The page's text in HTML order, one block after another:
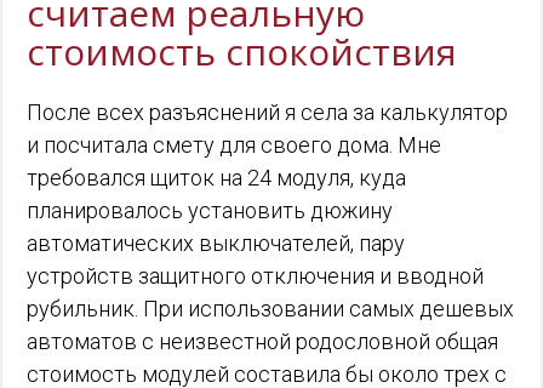
считаем реальную
стоимость спокойствия
После всех разъяснений я села за калькулятор
и посчитала смету для своего дома. Мне
требовался щиток на 24 модуля, куда
планировалось установить дюжину
автоматических выключателей, пару
устройств защитного отключения и вводной
рубильник. При использовании самых дешевых
автоматов с неизвестной родословной общая
стоимость модулей составила бы около трех с